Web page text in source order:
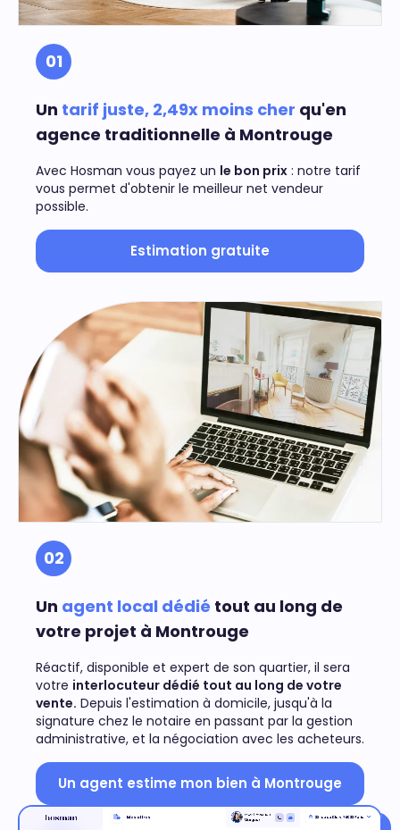
01
Un tarif juste, 2,49x moins cher qu'en
agence traditionnelle à Montrouge
Avec Hosman vous payez un le bon prix : notre tarif
vous permet d'obtenir le meilleur net vendeur
possible.
Estimation gratuite
02
Un agent local dédié tout au long de
votre projet à Montrouge
Réactif, disponible et expert de son quartier, il sera
votre interlocuteur dédié tout au long de votre
vente. Depuis l'estimation à domicile, jusqu'à la
signature chez le notaire en passant par la gestion
administrative, et la négociation avec les acheteurs.
Un agent estime mon bien à Montrouge